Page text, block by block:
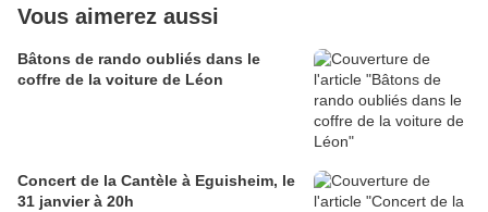
Vous aimerez aussi
Bâtons de rando oubliés dans le
coffre de la voiture de Léon
Concert de la Cantèle à Eguisheim, le
31 janvier à 20h